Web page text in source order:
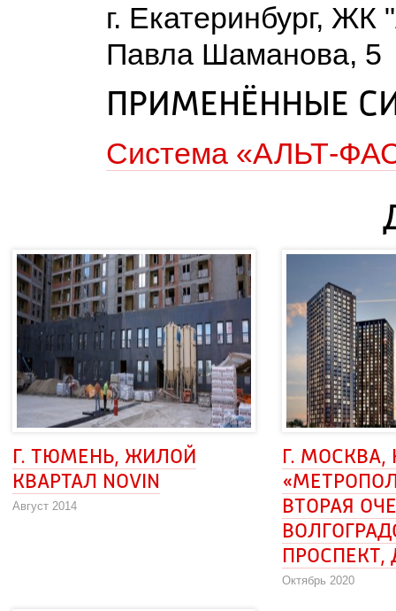
г. Екатеринбург,
Павла Шаманова, 5
ПРИМЕНЁННЫЕ
Система «АЛЬТ-
Г. ТЮМЕНЬ, ЖИЛОЙ
КВАРТАЛ NOVIN
Август 2014
Г. МОСКВА,
ВТОРАЯ
ПРОСПЕКТ,
Октябрь 2020